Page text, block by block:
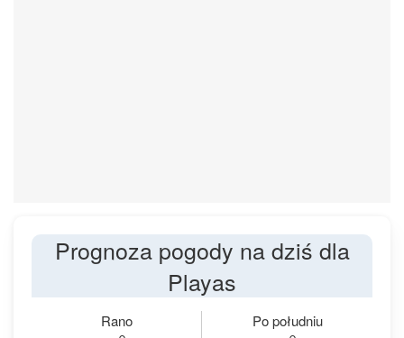
Prognoza pogody na dziś dla
Playas
Rano Po południu